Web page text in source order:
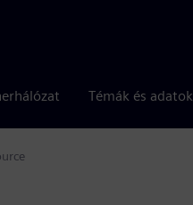
Témák és adatok